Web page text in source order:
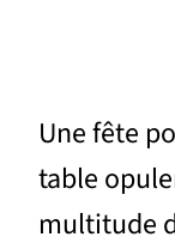
Une fête
table
multitude